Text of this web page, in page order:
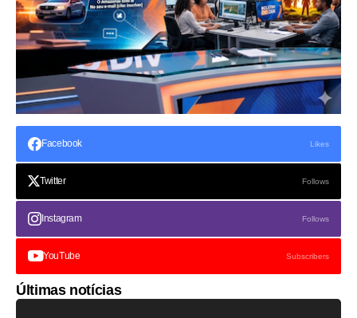
Facebook Likes
Twitter Follows
Instagram Follows
YouTube Subscribers
Últimas notícias